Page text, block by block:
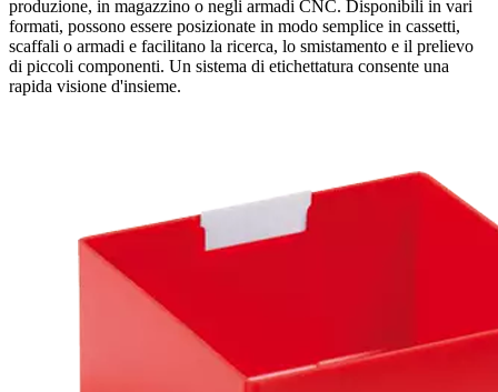
produzione, in magazzino o negli armadi CNC. Disponibili in vari
formati, possono essere posizionate in modo semplice in cassetti,
scaffali o armadi e facilitano la ricerca, lo smistamento e il prelievo
di piccoli componenti. Un sistema di etichettatura consente una
rapida visione d'insieme.